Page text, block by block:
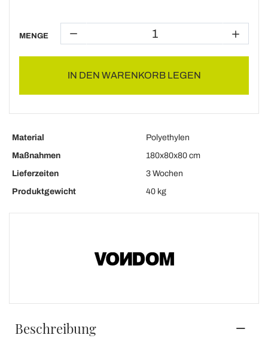
MENGE
IN DEN WARENKORB LEGEN
Material
Polyethylen
Maßnahmen
180x80x80 cm
Lieferzeiten
3 Wochen
Produktgewicht
40 kg
Beschreibung